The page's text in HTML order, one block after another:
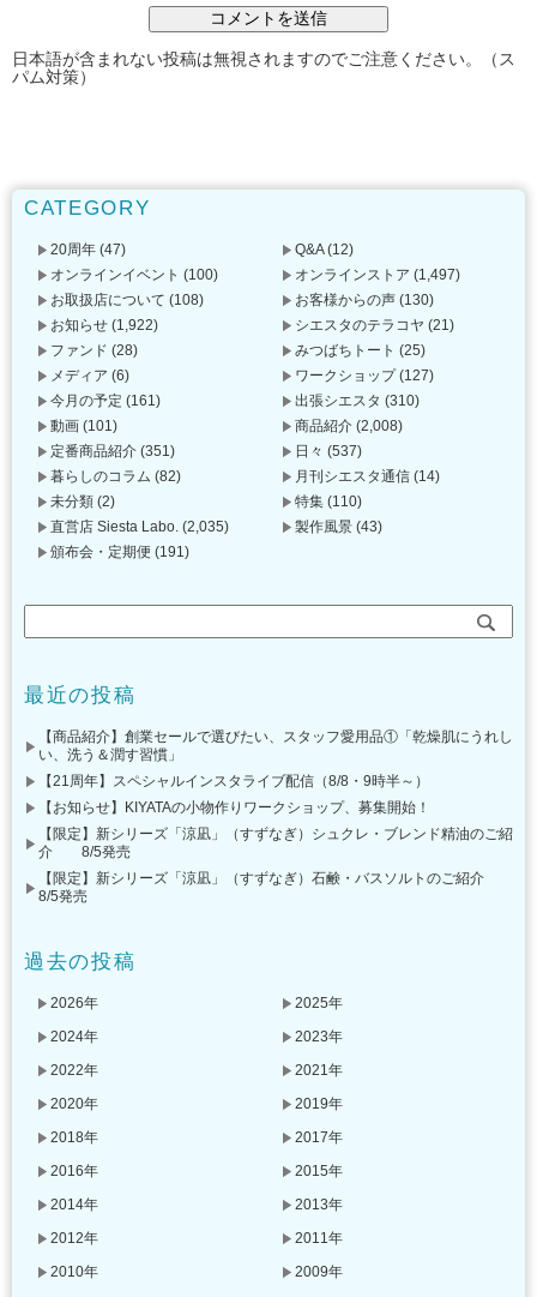
日本語が含まれない投稿は無視されますのでご注意ください。（ス
パム対策）
CATEGORY
20周年 (47) Q&A(12)
オンラインイベント (100) オンラインストア (1,497)
お取扱店について (108) お客様からの声 (130)
お知らせ (1,922) シエスタのテラコヤ (21)
ファンド (28) みつばちトート (25)
メディア (6) ワークショップ(127)
今月の予定 (161) 出張シエスタ (310)
動画 (101) 商品紹介 (2,008)
定番商品紹介 (351) 日々 (537)
暮らしのコラム (82) 月刊シエスタ通信 (14)
未分類 (2) 特集 (110)
直営店 Siesta Labo. (2,035) 製作風景 (43)
頒布会・定期便 (191)
最近の投稿
【商品紹介】創業セールで選びたい、スタッフ愛用品①「乾燥肌にうれし
い、洗う＆潤す習慣」
【21周年】スペシャルインスタライブ配信（8/8・9時半～）
【お知らせ】KIYATAの小物作りワークショップ、募集開始！
【限定】新シリーズ「涼凪」（すずなぎ）シュクレ・ブレンド精油のご紹
介 8/5発売
【限定】新シリーズ「涼凪」（すずなぎ）石鹸・バスソルトのご紹介
8/5発売
過去の投稿
2026年
2025年
2024年
2023年
2022年
2021年
2020年
2019年
2018年
2017年
2016年
2015年
2014年
2013年
2012年
2011年
2010年
2009年